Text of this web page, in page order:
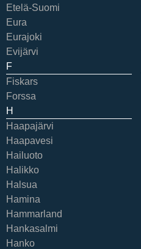
Etelä-Suomi
Eura
Eurajoki
Evijärvi
F
Fiskars
Forssa
H
Haapajärvi
Haapavesi
Hailuoto
Halikko
Halsua
Hamina
Hammarland
Hankasalmi
Hanko